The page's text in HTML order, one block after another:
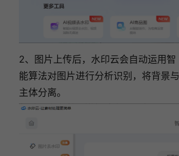
2、图片上传后，水印云会自动运用智
能算法对图片进行分析识别，将背景与
主体分离。